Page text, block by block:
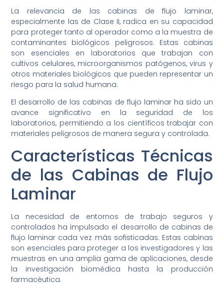
La relevancia de las cabinas de flujo laminar,
especialmente las de Clase II, radica en su capacidad
para proteger tanto al operador como a la muestra de
contaminantes biológicos peligrosos. Estas cabinas
son esenciales en laboratorios que trabajan con
cultivos celulares, microorganismos patógenos, virus y
otros materiales biológicos que pueden representar un
riesgo para la salud humana.
El desarrollo de las cabinas de flujo laminar ha sido un
avance significativo en la seguridad de los
laboratorios, permitiendo a los científicos trabajar con
materiales peligrosos de manera segura y controlada.
Características Técnicas
de las Cabinas de Flujo
Laminar
La necesidad de entornos de trabajo seguros y
controlados ha impulsado el desarrollo de cabinas de
flujo laminar cada vez más sofisticadas. Estas cabinas
son esenciales para proteger a los investigadores y las
muestras en una amplia gama de aplicaciones, desde
la investigación biomédica hasta la producción
farmacéutica.